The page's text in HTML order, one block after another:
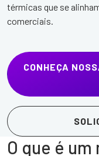
térmicas que se
comerciais.
CONHEÇA
O que é